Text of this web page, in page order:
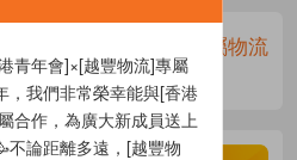
青年會]×[越豐物流]專屬物流
青年會]×[越豐物流]專屬
，我們非常榮幸能與[香港
合作，為廣大新成員送上
不論距離多遠，[越豐物